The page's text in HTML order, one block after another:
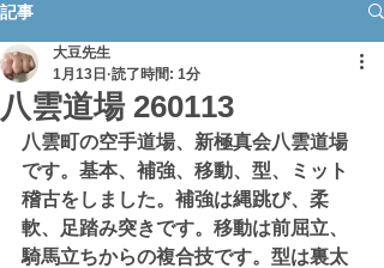
記事
八雲道場 260113
大豆先生
1月13日 読了時間: 1分
八雲町の空手道場、新極真会八雲道場
です。基本、補強、移動、型、ミット
稽古をしました。補強は縄跳び、柔
軟、足踏み突きです。移動は前屈立、
騎馬立ちからの複合技です。型は裏太